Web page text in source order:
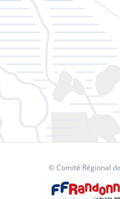
© Comité Régional